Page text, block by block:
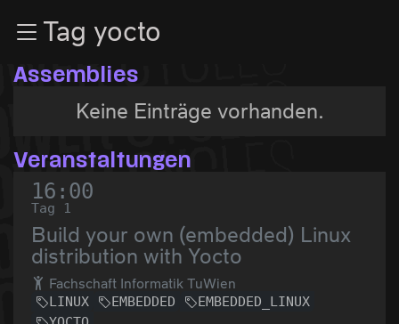
Zum InhaltTag yocto
Assemblies
Keine Einträge vorhanden.
Veranstaltungen
16:00
Tag 1
Build your own (embedded) Linux
distribution with Yocto
Fachschaft Informatik TuWien
LINUX EMBEDDED
EMBEDDED_LINUX